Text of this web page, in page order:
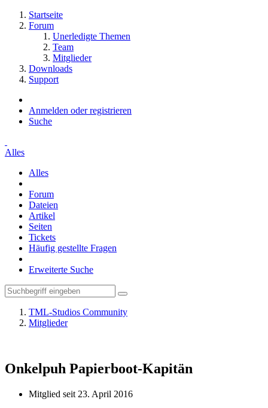
Startseite
Forum
Unerledigte Themen
Team
Mitglieder
Downloads
Support
Anmelden oder registrieren
Suche
Alles
Alles
Forum
Dateien
Artikel
Seiten
Tickets
Häufig gestellte Fragen
Erweiterte Suche
TML-Studios Community
Mitglieder
Onkelpuh Papierboot-Kapitän
Mitglied seit 23. April 2016